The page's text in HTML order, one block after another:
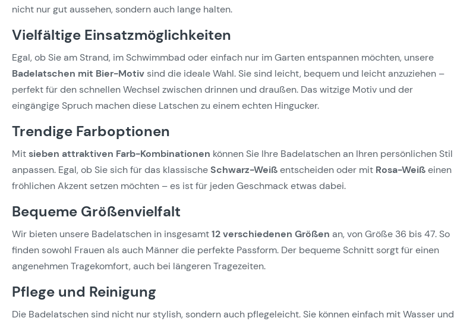
nicht nur gut aussehen, sondern auch lange halten.
Vielfältige Einsatzmöglichkeiten
Egal, ob Sie am Strand, im Schwimmbad oder einfach nur im Garten entspannen möchten, unsere
Badelatschen mit Bier-Motiv sind die ideale Wahl. Sie sind leicht, bequem und leicht anzuziehen –
perfekt für den schnellen Wechsel zwischen drinnen und draußen. Das witzige Motiv und der
eingängige Spruch machen diese Latschen zu einem echten Hingucker.
Trendige Farboptionen
Mitsieben attraktiven Farb-Kombinationen können Sie Ihre Badelatschen an Ihren persönlichen Stil
anpassen. Egal, ob Sie sich für das klassische Schwarz-Weißentscheiden oder mit Rosa-Weißeinen
fröhlichen Akzent setzen möchten – es ist für jeden Geschmack etwas dabei.
Bequeme Größenvielfalt
Wir bieten unsere Badelatschen in insgesamt12 verschiedenen Größen an, von Größe 36 bis 47. So
finden sowohl Frauen als auch Männer die perfekte Passform. Der bequeme Schnitt sorgt für einen
angenehmen Tragekomfort, auch bei längeren Tragezeiten.
Pflege und Reinigung
Die Badelatschen sind nicht nur stylish, sondern auch pflegeleicht. Sie können einfach mit Wasser und